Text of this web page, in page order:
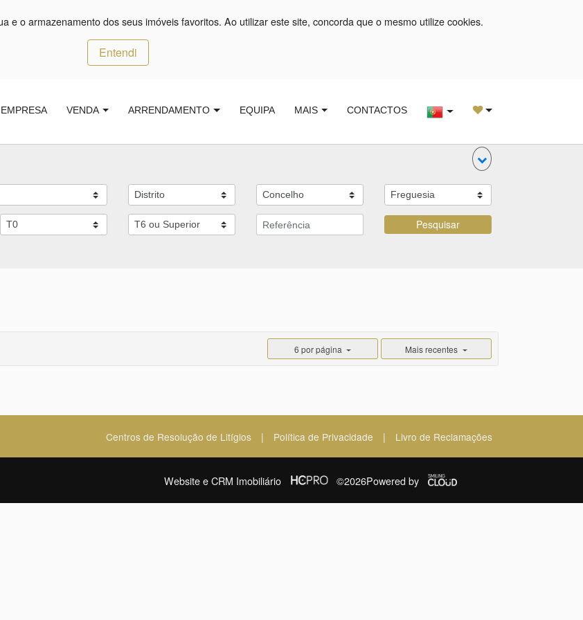
e o armazenamento dos seus imóveis favoritos. Ao utilizar este site, concorda que o mesmo utilize cookies.
Entendi
EMPRESA VENDA ARRENDAMENTO EQUIPA MAIS CONTACTOS
Pesquisar
6 por página Mais recentes
Centros de Resolução de Litígios | Política de Privacidade | Livro de Reclamações
Website e CRM Imobiliário ©2026Powered by